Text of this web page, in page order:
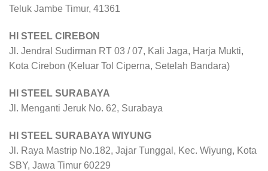
Teluk Jambe Timur, 41361
HI STEEL CIREBON
Jl. Jendral Sudirman RT 03 / 07, Kali Jaga, Harja Mukti,
Kota Cirebon (Keluar Tol Ciperna, Setelah Bandara)
HI STEEL SURABAYA
Jl. Menganti Jeruk No. 62, Surabaya
HI STEEL SURABAYA WIYUNG
Jl. Raya Mastrip No.182, Jajar Tunggal, Kec. Wiyung, Kota
SBY, Jawa Timur 60229